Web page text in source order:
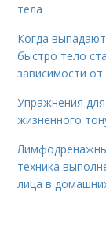
тела
Когда
быстро тело
зависимости от
Упражнения
жизненного
техника
лица в